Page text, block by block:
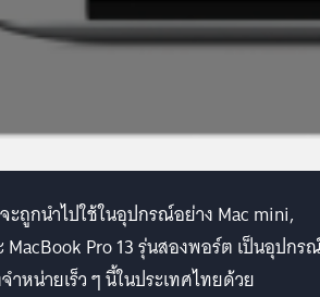
ะถูกนำไปใช้ในอุปกรณ์อย่าง Mac mini,
MacBook Pro 13 รุ่นสองพอร์ต เป็นอุปกร
ำหน่ายเร็ว ๆ นี้ในประเทศไทยด้วย